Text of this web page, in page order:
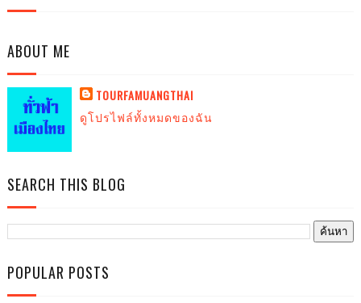
ABOUT ME
TOURFAMUANGTHAI
ดูโปรไฟล์ทั้งหมดของฉัน
SEARCH THIS BLOG
POPULAR POSTS